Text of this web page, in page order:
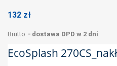
132 zł
Brutto dostawa DPD w 2 dni
EcoSplash